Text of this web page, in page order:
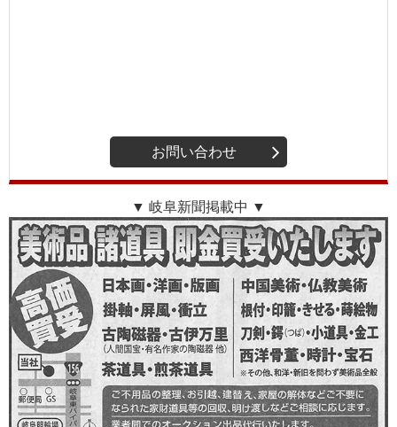
お問い合わせ
▼ 岐阜新聞掲載中 ▼